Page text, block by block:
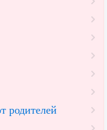
родителей